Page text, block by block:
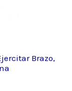
Brazo,